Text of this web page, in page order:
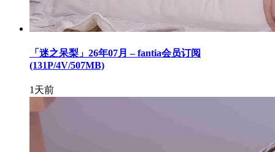
「迷之呆梨」26年07月 – fantia会员订阅
(131P/4V/507MB)
1天前